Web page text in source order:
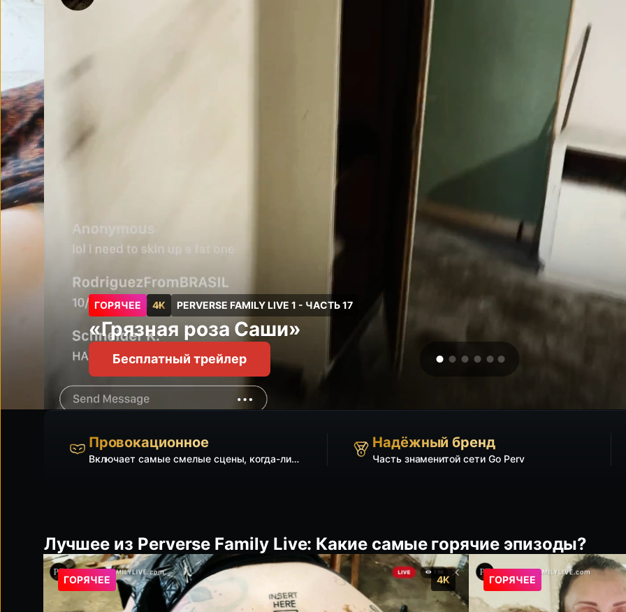
ГОРЯЧЕЕ 4K PERVERSE FAMILY LIVE 1 - ЧАСТЬ 17
«Грязная роза Саши»
Бесплатный трейлер
Провокационное
Включает самые смелые сцены, когда-либо снятые
Надёжный бренд
Часть знаменитой сети Go Perv
Лучшее из Perverse Family Live: Какие самые горячие эпизоды?
ГОРЯЧЕЕ 4K ГОРЯЧЕЕ